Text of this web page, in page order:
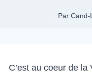
Par Cand-
C’est au coeur de la